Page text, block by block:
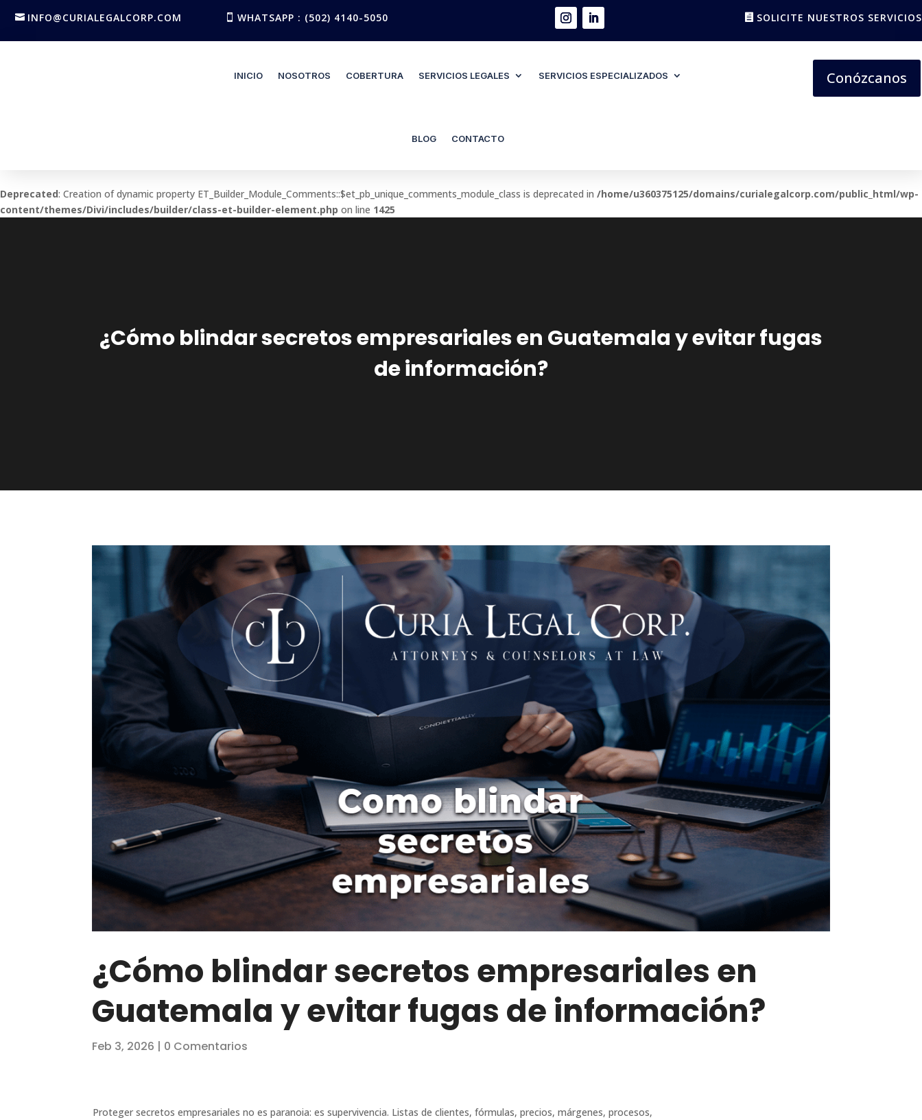
INFO@CURIALEGALCORP.COM WHATSAPP : (502) 4140-5050 SOLICITE NUESTROS SERVICIOS
INICIO NOSOTROS COBERTURA SERVICIOS LEGALES SERVICIOS ESPECIALIZADOS
BLOG CONTACTO
Conózcanos
Deprecated: Creation of dynamic property ET_Builder_Module_Comments::$et_pb_unique_comments_module_class is deprecated in /home/u360375125/domains/curialegalcorp.com/public_html/wp-
content/themes/Divi/includes/builder/class-et-builder-element.php on line 1425
¿Cómo blindar secretos empresariales en Guatemala y evitar fugas
de información?
¿Cómo blindar secretos empresariales en
Guatemala y evitar fugas de información?
Feb 3, 2026 | 0 Comentarios
Proteger secretos empresariales no es paranoia: es supervivencia. Listas de clientes, fórmulas, precios, márgenes, procesos,